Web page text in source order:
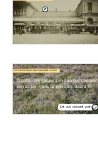
Dichtbij de natuur zijn zou hem helpen
een beter mens te worden, dacht hij.
Het Drentse landschap inspireerde Vincent
Dit zei Vincent zelf